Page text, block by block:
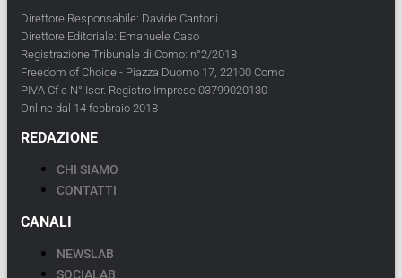
Direttore Responsabile: Davide Cantoni
Direttore Editoriale: Emanuele Caso
Registrazione Tribunale di Como: n°2/2018
Freedom of Choice - Piazza Duomo 17, 22100 Como
PIVA Cf e N° Iscr. Registro Imprese 03799020130
Online dal 14 febbraio 2018
REDAZIONE
CHI SIAMO
CONTATTI
CANALI
NEWSLAB
SOCIALAB